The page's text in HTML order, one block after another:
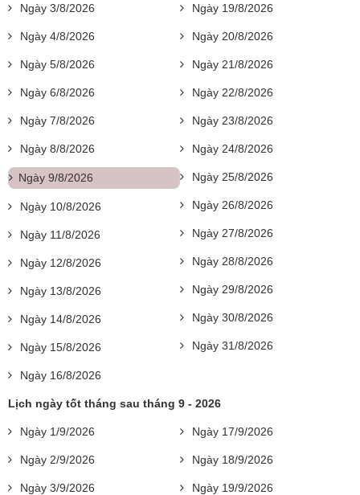
Ngày 3/8/2026
Ngày 4/8/2026
Ngày 5/8/2026
Ngày 6/8/2026
Ngày 7/8/2026
Ngày 8/8/2026
Ngày 9/8/2026
Ngày 10/8/2026
Ngày 11/8/2026
Ngày 12/8/2026
Ngày 13/8/2026
Ngày 14/8/2026
Ngày 15/8/2026
Ngày 16/8/2026
Ngày 19/8/2026
Ngày 20/8/2026
Ngày 21/8/2026
Ngày 22/8/2026
Ngày 23/8/2026
Ngày 24/8/2026
Ngày 25/8/2026
Ngày 26/8/2026
Ngày 27/8/2026
Ngày 28/8/2026
Ngày 29/8/2026
Ngày 30/8/2026
Ngày 31/8/2026
Lịch ngày tốt tháng sau tháng 9 - 2026
Ngày 1/9/2026
Ngày 2/9/2026
Ngày 3/9/2026
Ngày 17/9/2026
Ngày 18/9/2026
Ngày 19/9/2026